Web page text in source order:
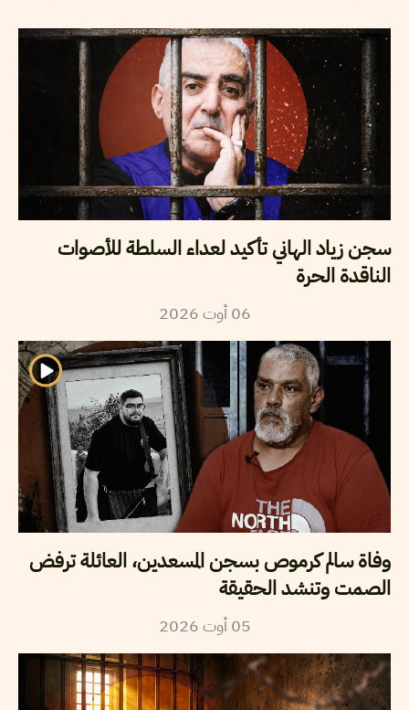
سجن زياد الهاني تأكيد لعداء السلطة للأصوات
الناقدة الحرة
06 أوت2026
وفاة سالم كرموص بسجن المسعدين، العائلة ترفض
الصمت وتنشد الحقيقة
05 أوت2026